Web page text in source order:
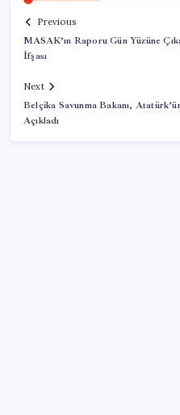
Previous
MASAK’ın Raporu Gün Yüzüne
İfşası
Next
Belçika Savunma Bakanı,
Açıkladı